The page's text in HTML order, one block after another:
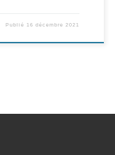
Publié 16 décembre 2021